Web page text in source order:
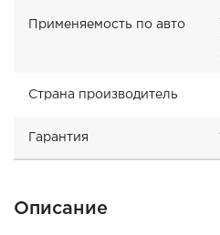
Применяемость по авто
Страна производитель
Гарантия
Описание